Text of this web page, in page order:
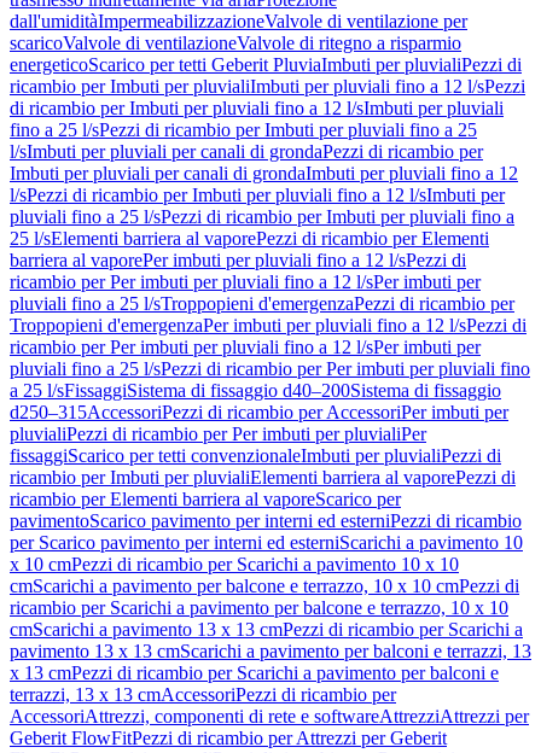
dall'umiditàImpermeabilizzazioneValvole di ventilazione per
scaricoValvole di ventilazioneValvole di ritegno a risparmio
energeticoScarico per tetti Geberit PluviaImbuti per pluvialiPezzi di
ricambio per Imbuti per pluvialiImbuti per pluviali fino a 12 l/sPezzi
di ricambio per Imbuti per pluviali fino a 12 l/sImbuti per pluviali
fino a 25 l/sPezzi di ricambio per Imbuti per pluviali fino a 25
l/sImbuti per pluviali per canali di grondaPezzi di ricambio per
Imbuti per pluviali per canali di grondaImbuti per pluviali fino a 12
l/sPezzi di ricambio per Imbuti per pluviali fino a 12 l/sImbuti per
pluviali fino a 25 l/sPezzi di ricambio per Imbuti per pluviali fino a
25 l/sElementi barriera al vaporePezzi di ricambio per Elementi
barriera al vaporePer imbuti per pluviali fino a 12 l/sPezzi di
ricambio per Per imbuti per pluviali fino a 12 l/sPer imbuti per
pluviali fino a 25 l/sTroppopieni d'emergenzaPezzi di ricambio per
Troppopieni d'emergenzaPer imbuti per pluviali fino a 12 l/sPezzi di
ricambio per Per imbuti per pluviali fino a 12 l/sPer imbuti per
pluviali fino a 25 l/sPezzi di ricambio per Per imbuti per pluviali fino
a 25 l/sFissaggiSistema di fissaggio d40–200Sistema di fissaggio
d250–315AccessoriPezzi di ricambio per AccessoriPer imbuti per
pluvialiPezzi di ricambio per Per imbuti per pluvialiPer
fissaggiScarico per tetti convenzionaleImbuti per pluvialiPezzi di
ricambio per Imbuti per pluvialiElementi barriera al vaporePezzi di
ricambio per Elementi barriera al vaporeScarico per
pavimentoScarico pavimento per interni ed esterniPezzi di ricambio
per Scarico pavimento per interni ed esterniScarichi a pavimento 10
x 10 cmPezzi di ricambio per Scarichi a pavimento 10 x 10
cmScarichi a pavimento per balcone e terrazzo, 10 x 10 cmPezzi di
ricambio per Scarichi a pavimento per balcone e terrazzo, 10 x 10
cmScarichi a pavimento 13 x 13 cmPezzi di ricambio per Scarichi a
pavimento 13 x 13 cmScarichi a pavimento per balconi e terrazzi, 13
x 13 cmPezzi di ricambio per Scarichi a pavimento per balconi e
terrazzi, 13 x 13 cmAccessoriPezzi di ricambio per
AccessoriAttrezzi, componenti di rete e softwareAttrezziAttrezzi per
Geberit FlowFitPezzi di ricambio per Attrezzi per Geberit